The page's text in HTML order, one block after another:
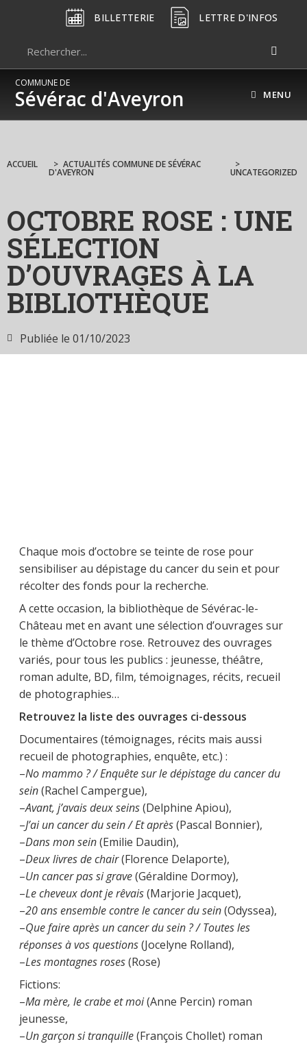
BILLETTERIE LETTRE D'INFOS
COMMUNE DE
Sévérac d'Aveyron MENU
ACCUEIL > ACTUALITÉS COMMUNE DE SÉVÉRAC
D'AVEYRON
>
UNCATEGORIZED
OCTOBRE ROSE : UNE
SÉLECTION
D’OUVRAGES À LA
BIBLIOTHÈQUE
Publiée le 01/10/2023
Chaque mois d’octobre se teinte de rose pour
sensibiliser au dépistage du cancer du sein et pour
récolter des fonds pour la recherche.
A cette occasion, la bibliothèque de Sévérac-le-
Château met en avant une sélection d’ouvrages sur
le thème d’Octobre rose. Retrouvez des ouvrages
variés, pour tous les publics : jeunesse, théâtre,
roman adulte, BD, film, témoignages, récits, recueil
de photographies…
Retrouvez la liste des ouvrages ci-dessous
Documentaires (témoignages, récits mais aussi
recueil de photographies, enquête, etc.) :
–No mammo ? / Enquête sur le dépistage du cancer du
sein(Rachel Campergue),
–Avant, j’avais deux seins(Delphine Apiou),
–J’ai un cancer du sein / Et après(Pascal Bonnier),
–Dans mon sein(Emilie Daudin),
–Deux livres de chair(Florence Delaporte),
–Un cancer pas si grave(Géraldine Dormoy),
–Le cheveux dont je rêvais(Marjorie Jacquet),
–20 ans ensemble contre le cancer du sein(Odyssea),
–Que faire après un cancer du sein ? / Toutes les
réponses à vos questions(Jocelyne Rolland),
–Les montagnes roses(Rose)
Fictions:
–Ma mère, le crabe et moi(Anne Percin) roman
jeunesse,
–Un garçon si tranquille(François Chollet) roman